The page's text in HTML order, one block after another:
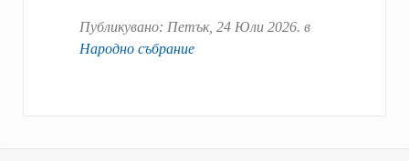
Публикувано: Петък, 24 Юли 2026. в
Народно събрание